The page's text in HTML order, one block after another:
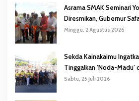
Asrama SMAK Seminari
Diresmikan, Gubernur
Pendidikan Karakter
Minggu, 2 Agustus 2026
Sekda Kainakaimu
Tinggalkan ‘Noda-Madu’
Sabtu, 25 Juli 2026